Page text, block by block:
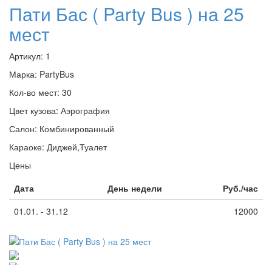
Пати Бас ( Party Bus ) на 25
мест
Артикул: 1
Марка: PartyBus
Кол-во мест: 30
Цвет кузова: Аэрография
Салон: Комбинированный
Караоке: Диджей,Туалет
Цены
Дата
День недели
Руб./час
01.01. - 31.12
12000